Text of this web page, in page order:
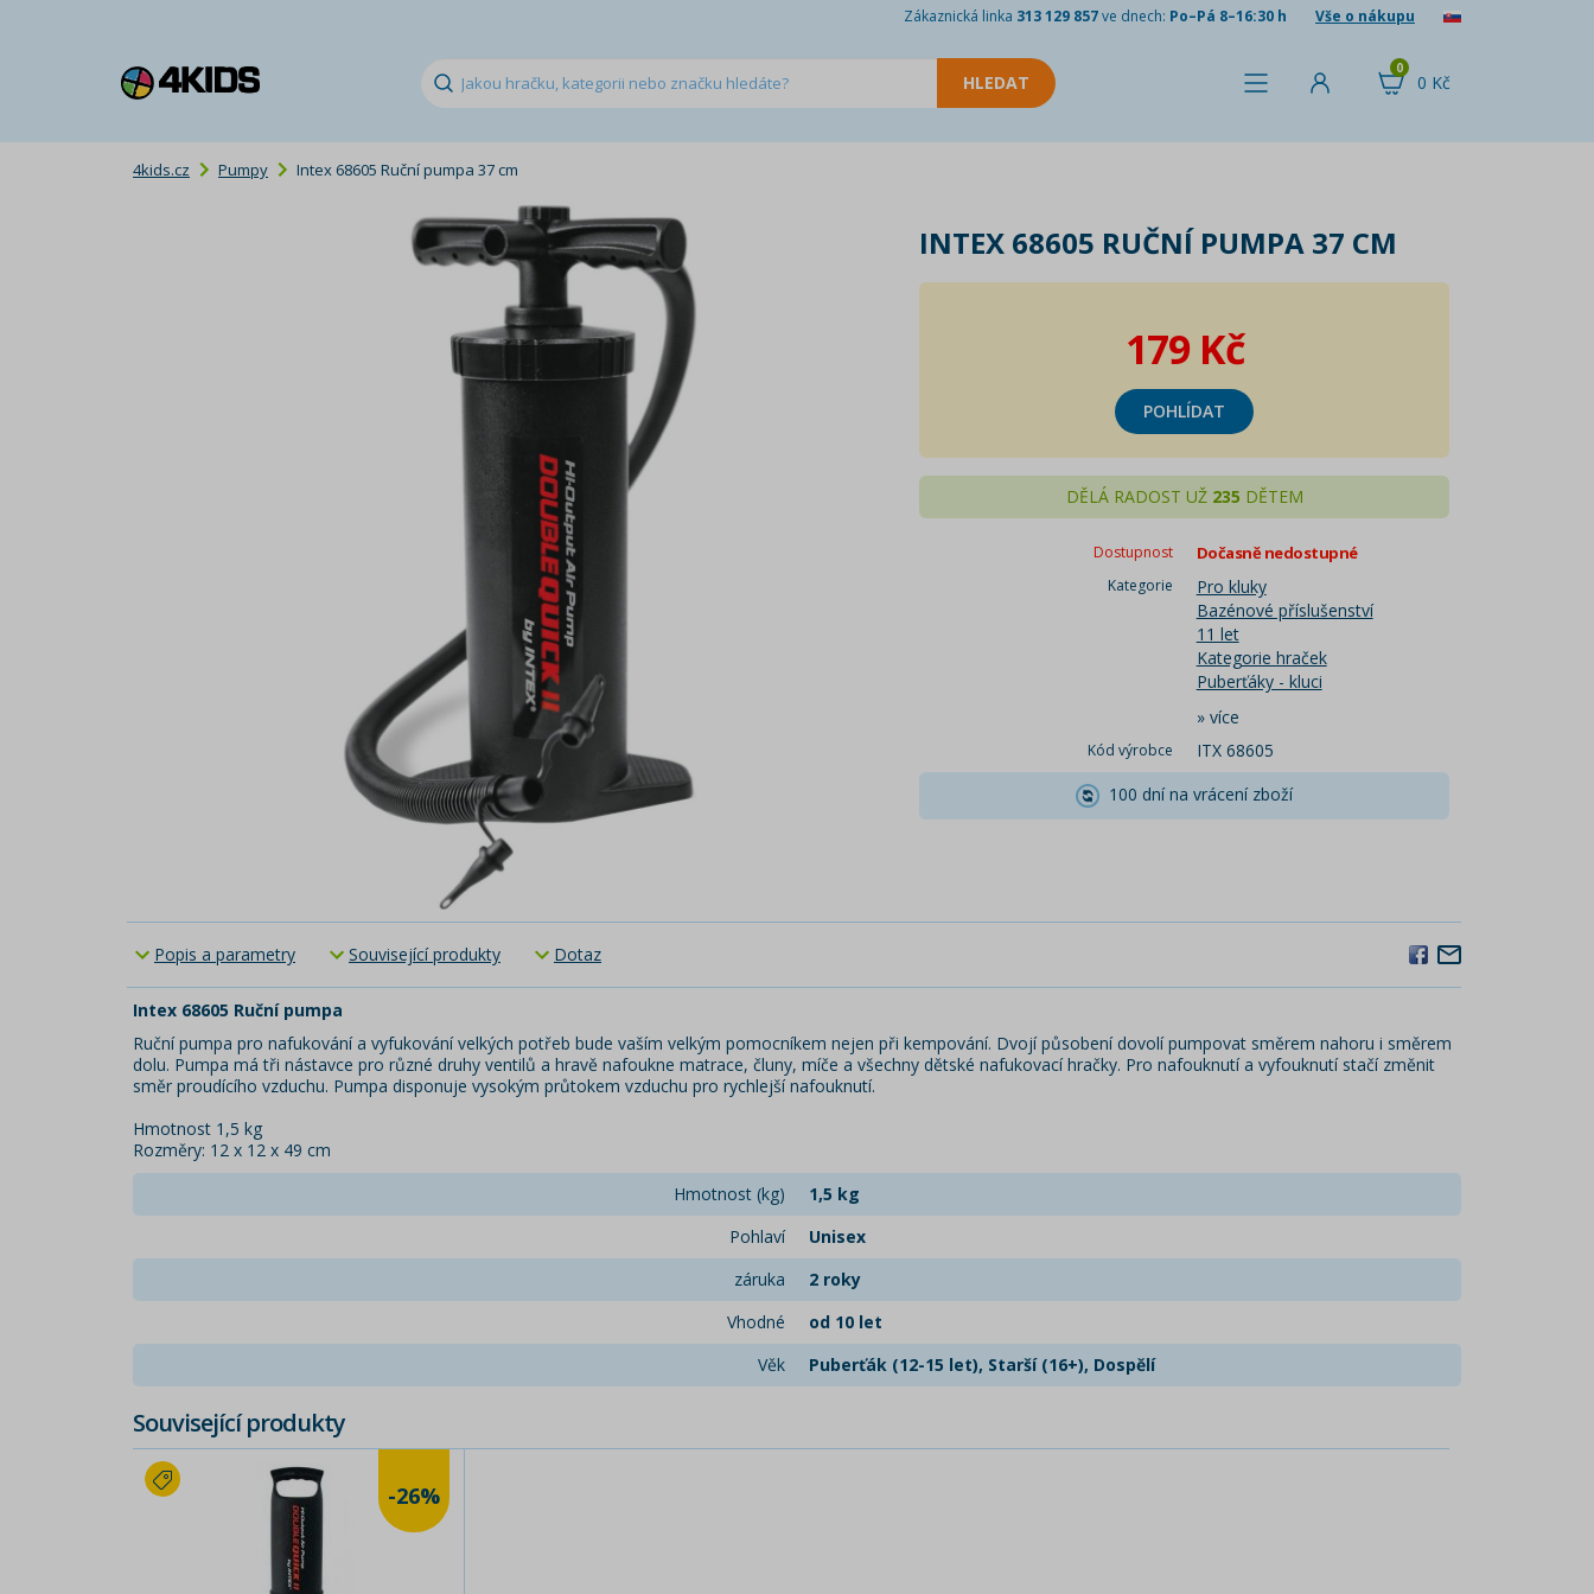
Zákaznická linka 313 129 857ve dnech: Po–Pá 8–16:30 h Vše o nákupu
0 Kč
0
4kids.cz Pumpy Intex 68605 Ruční pumpa 37 cm
INTEX 68605 RUČNÍ PUMPA 37 CM
179 Kč
POHLÍDAT
DĚLÁ RADOST UŽ 235 DĚTEM
Dostupnost Dočasně nedostupné
Kategorie
Pro kluky
Bazénové příslušenství
11 let
Kategorie hraček
Puberťáky - kluci
» více
Kód výrobce
ITX 68605
100 dní na vrácení zboží
Popis a parametry Související produkty Dotaz
Intex 68605 Ruční pumpa
Ruční pumpa pro nafukování a vyfukování velkých potřeb bude vaším velkým pomocníkem nejen při kempování. Dvojí působení dovolí pumpovat směrem nahoru i směrem
dolu. Pumpa má tři nástavce pro různé druhy ventilů a hravě nafoukne matrace, čluny, míče a všechny dětské nafukovací hračky. Pro nafouknutí a vyfouknutí stačí změnit
směr proudícího vzduchu. Pumpa disponuje vysokým průtokem vzduchu pro rychlejší nafouknutí.
Hmotnost 1,5 kg
Rozměry: 12 x 12 x 49 cm
Hmotnost (kg)
1,5 kg
Pohlaví
Unisex
záruka
2 roky
Vhodné
od 10 let
Věk
Puberťák (12-15 let), Starší (16+), Dospělí
Související produkty
-26%